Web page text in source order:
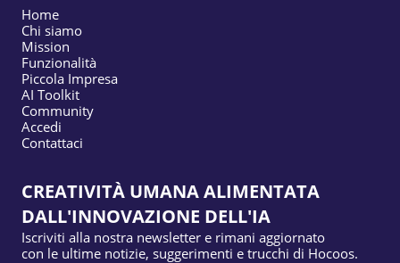
Home
Chi siamo
Mission
Funzionalità
Piccola Impresa
AI Toolkit
Community
Accedi
Contattaci
CREATIVITÀ UMANA ALIMENTATA
DALL'INNOVAZIONE DELL'IA
Iscriviti alla nostra newsletter e rimani aggiornato
con le ultime notizie, suggerimenti e trucchi di Hocoos.